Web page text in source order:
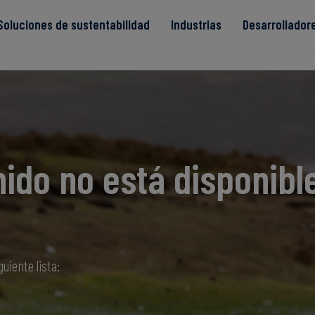
de sustentabilidad Industrias
Read more
Read more
Read more
Read more
Read more
no está
lista: